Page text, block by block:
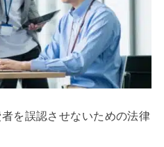
を誤認させないための法律